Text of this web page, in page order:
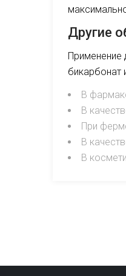
Другие
Применение
бикарбонат
В
В
При
В
В